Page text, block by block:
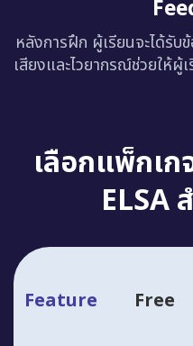
หลังการฝึก ผู้เรียนจะได้รับ
เสียงและไวยากรณ์ช่วยให้
เลือกแพ็กเก
ELSA
Feature Free